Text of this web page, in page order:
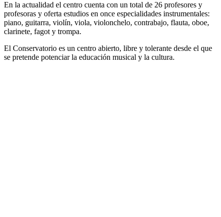
En la actualidad el centro cuenta con un total de 26 profesores y
profesoras y oferta estudios en once especialidades instrumentales:
piano, guitarra, violín, viola, violonchelo, contrabajo, flauta, oboe,
clarinete, fagot y trompa.
El Conservatorio es un centro abierto, libre y tolerante desde el que
se pretende potenciar la educación musical y la cultura.